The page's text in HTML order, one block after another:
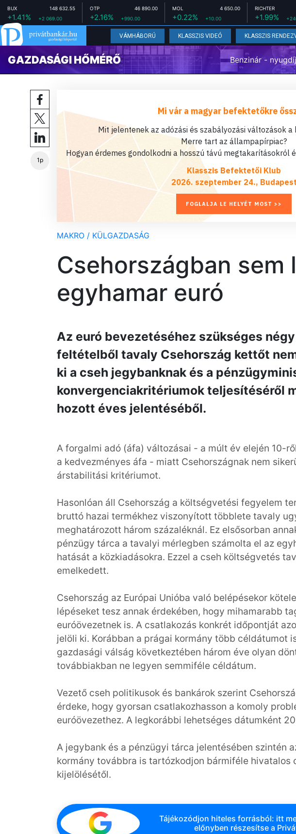
BUX 148 632.55
+1.41% +2 069.00
OTP 46 890.00
+2.16% +990.00
MOL 4 650.00
+0.22% +10.00
RICHTER
+1.99%
VÁMHÁBORÚ KLASSZIS VIDEÓ KLASSZIS
GAZDASÁGI HŐMÉRŐ Benzinár -
1p
Mi vár a magyar befektetőkre
Mit jelentenek az adózási és szabályozási változások
Merre tart az állampapírpiac?
Hogyan érdemes gondolkodni a hosszú távú megtakarításokról
Klasszis Befektetői Klub
2026. szeptember 24., Budapest
FOGLALJA LE HELYÉT MOST >>
MAKRO / KÜLGAZDASÁG
Csehországban sem
egyhamar euró
Az euró bevezetéséhez szükséges
feltételből tavaly Csehország kettőt
ki a cseh jegybanknak és a
konvergenciakritériumok teljesítéséről
hozott éves jelentéséből.
A forgalmi adó (áfa) változásai - a múlt év elején 10-
a kedvezményes áfa - miatt Csehországnak nem
árstabilitási kritériumot.
Hasonlóan áll Csehország a költségvetési fegyelem
bruttó hazai termékhez viszonyított többlete tavaly
meghatározott három százaléknál. Ez elsősorban
pénzügy tárca a tavalyi mérlegben számolta el az
hatását a közkiadásokra. Ezzel a cseh költségvetés
emelkedett.
Csehország az Európai Unióba való belépésekor
lépéseket tesz annak érdekében, hogy mihamarabb
euróövezetnek is. A csatlakozás konkrét időpontját
jelöli ki. Korábban a prágai kormány több céldátumot
gazdasági válság következtében három éve olyan
továbbiakban ne legyen semmiféle céldátum.
Vezető cseh politikusok és bankárok szerint
érdeke, hogy gyorsan csatlakozhasson a komoly
euróövezethez. A legkorábbi lehetséges dátumként
A jegybank és a pénzügyi tárca jelentésében szintén
kormány továbbra is tartózkodjon bármiféle hivatalos
kijelölésétől.
Tájékozódjon hiteles forrásból: itt
előnyben részesítse a